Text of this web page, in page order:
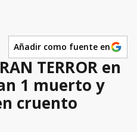
Añadir como fuente en
TERROR en
1 muerto y
cruento